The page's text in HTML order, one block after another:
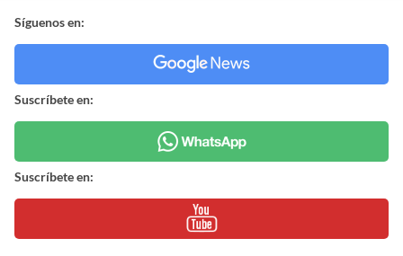
Síguenos en:
Suscríbete en:
Suscríbete en: